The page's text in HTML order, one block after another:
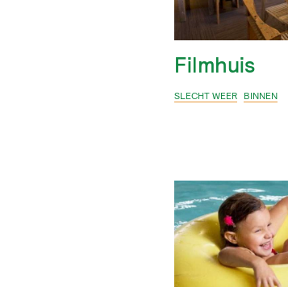
Filmhuis
SLECHT WEER BINNEN